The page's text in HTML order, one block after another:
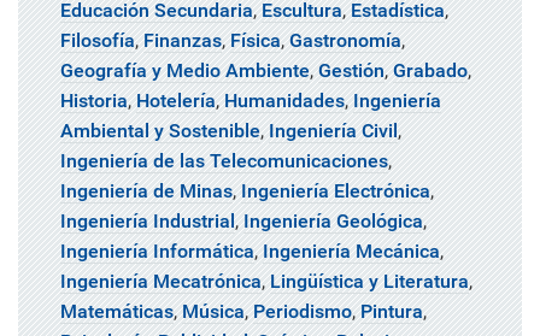
Educación Secundaria,Escultura,Estadística,
Filosofía,Finanzas,Física,Gastronomía,
Geografía y Medio Ambiente,Gestión,Grabado,
Historia,Hotelería,Humanidades,Ingeniería
Ambiental y Sostenible,Ingeniería Civil,
Ingeniería de las Telecomunicaciones,
Ingeniería de Minas,Ingeniería Electrónica,
Ingeniería Industrial,Ingeniería Geológica,
Ingeniería Informática,Ingeniería Mecánica,
Ingeniería Mecatrónica,Lingüística y Literatura,
Matemáticas,Música,Periodismo,Pintura,